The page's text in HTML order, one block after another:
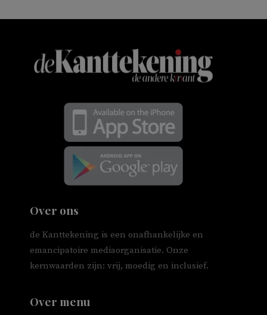
Over ons
de Kanttekening is een onafhankelijke en
emancipatoire mediaorganisatie. Onze
kernwaarden zijn: vrij, moedig en inclusief.
Over menu